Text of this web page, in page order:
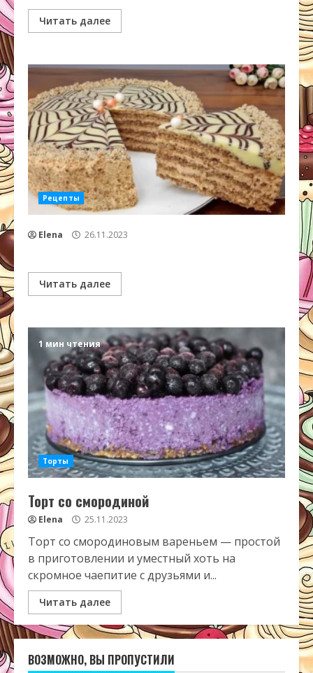
Читать далее
Рецепты
Elena 26.11.2023
Читать далее
1 мин чтения
Торты
Торт со смородиной
Elena 25.11.2023
Торт со смородиновым вареньем — простой
в приготовлении и уместный хоть на
скромное чаепитие с друзьями и...
Читать далее
ВОЗМОЖНО, ВЫ ПРОПУСТИЛИ